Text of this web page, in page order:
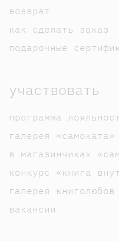
возврат
как сделать заказ
подарочные
участвовать
программа
галерея
в магазинчиках
конкурс «книга
галерея книголюбов
вакансии